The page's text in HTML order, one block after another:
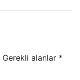
Gerekli alanlar *